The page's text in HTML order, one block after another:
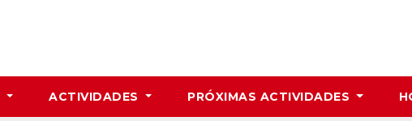
ACTIVIDADES PRÓXIMAS ACTIVIDADES